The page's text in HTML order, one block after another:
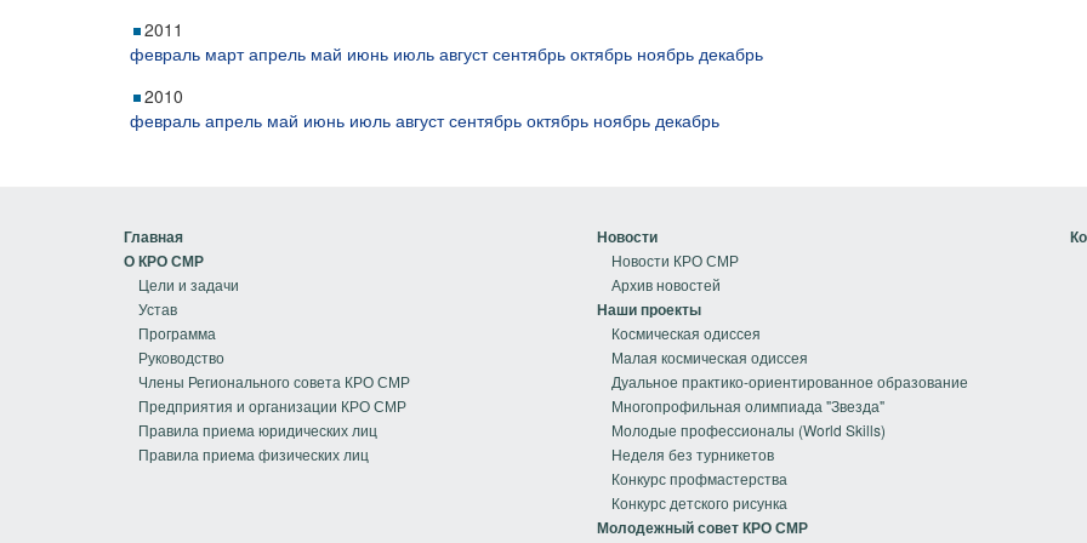
2011
февраль март апрель май июнь июль август сентябрь октябрь ноябрь декабрь
2010
февраль апрель май июнь июль август сентябрь октябрь ноябрь декабрь
Главная
О КРО СМР
Цели и задачи
Устав
Программа
Руководство
Члены Регионального совета КРО СМР
Предприятия и организации КРО СМР
Правила приема юридических лиц
Правила приема физических лиц
Новости
Новости КРО СМР
Архив новостей
Наши проекты
Космическая одиссея
Малая космическая одиссея
Дуальное практико-ориентированное образование
Многопрофильная олимпиада "Звезда"
Молодые профессионалы (World Skills)
Неделя без турникетов
Конкурс профмастерства
Конкурс детского рисунка
Молодежный совет КРО СМР